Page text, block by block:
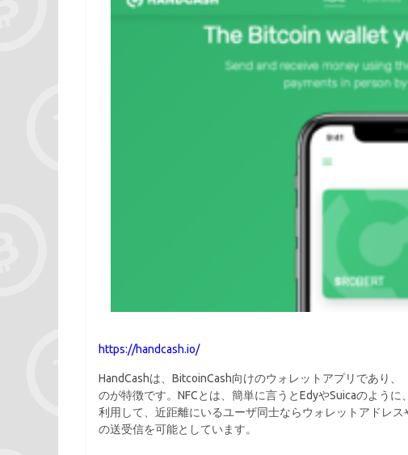
https://handcash.io/
HandCashは、BitcoinCash向けのウォレットアプリであり
のが特徴です。NFCとは、簡単に言うとEdyやSuicaのよう
利用して、近距離にいるユーザ同士ならウォレットアドレ
の送受信を可能としています。